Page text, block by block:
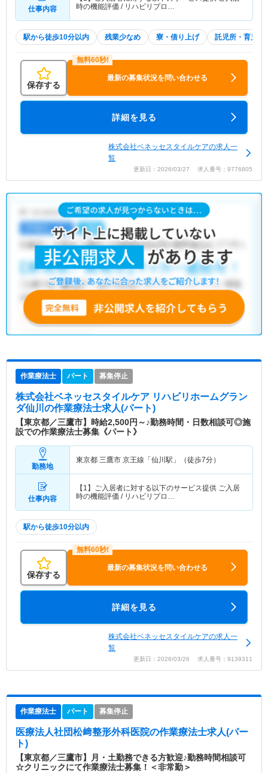
仕事内容
時の機能評価 / リハビリプロ…
駅から徒歩10分以内 残業少なめ 寮・借り上げ 託児所・育児補
保存する
最新の募集状況を問い合わせる
詳細を見る
株式会社ベネッセスタイルケアの求人一
覧
更新日：2026/03/27 求人番号：9776805
作業療法士 パート 募集停止
株式会社ベネッセスタイルケア リハビリホームグラン
ダ仙川 の作業療法士求人(パート)
【東京都／三鷹市】時給2,500円～♪勤務時間・日数相談可◎施
設での作業療法士募集《パート》
勤務地
東京都 三鷹市 京王線「仙川駅」（徒歩7分）
仕事内容
【1】ご入居者に対する以下のサービス提供 ご入居
時の機能評価 / リハビリプロ…
駅から徒歩10分以内
保存する
最新の募集状況を問い合わせる
詳細を見る
株式会社ベネッセスタイルケアの求人一
覧
更新日：2026/03/26 求人番号：9139311
作業療法士 パート 募集停止
医療法人社団松﨑整形外科医院の作業療法士求人(パー
ト)
【東京都／三鷹市】月・土勤務できる方歓迎♪勤務時間相談可
☆クリニックにて作業療法士募集！＜非常勤＞